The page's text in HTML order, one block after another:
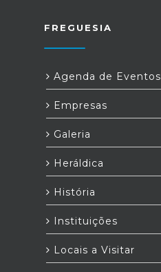
FREGUESIA
Agenda de Eventos
Empresas
Galeria
Heráldica
História
Instituições
Locais a Visitar